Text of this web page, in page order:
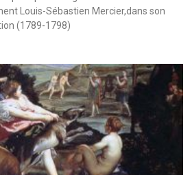
Louis-Sébastien Mercier,dans son
(1789-1798)